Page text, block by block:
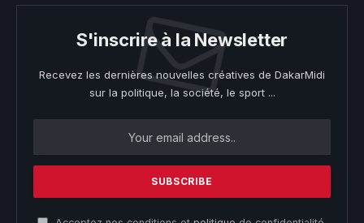
S'inscrire à la Newsletter
Recevez les dernières nouvelles créatives de DakarMidi
sur la politique, la société, le sport ...